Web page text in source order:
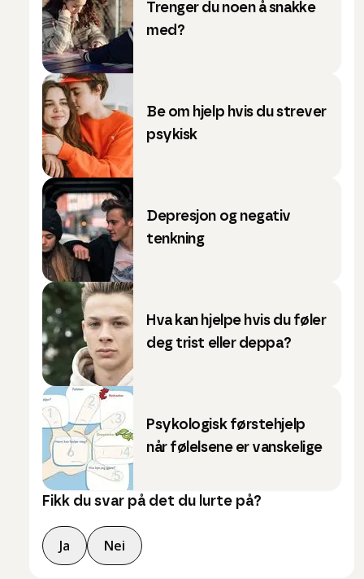
Trenger du noen å snakke
med?
Be om hjelp hvis du strever
psykisk
Depresjon og negativ
tenkning
Hva kan hjelpe hvis du føler
deg trist eller deppa?
Psykologisk førstehjelp
når følelsene er vanskelige
Fikk du svar på det du lurte på?
Ja Nei